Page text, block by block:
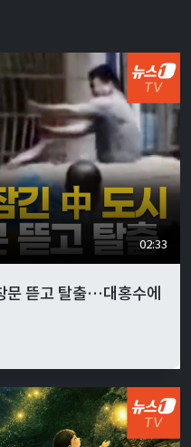
02:33
문 뜯고 탈출…대홍수에